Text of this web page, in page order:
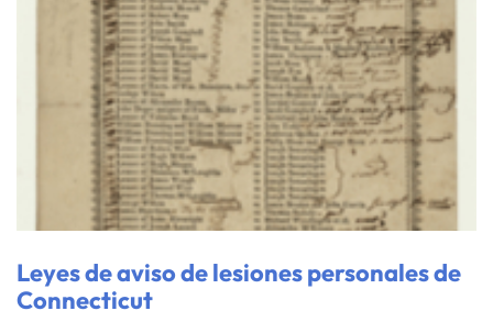
Leyes de aviso de lesiones personales de
Connecticut